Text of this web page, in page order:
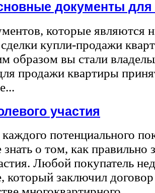
документы
которые являются
купли-продажи
образом вы стали
продажи квартиры
участия
потенциального
о том, как правильно
Любой покупатель
который заключил